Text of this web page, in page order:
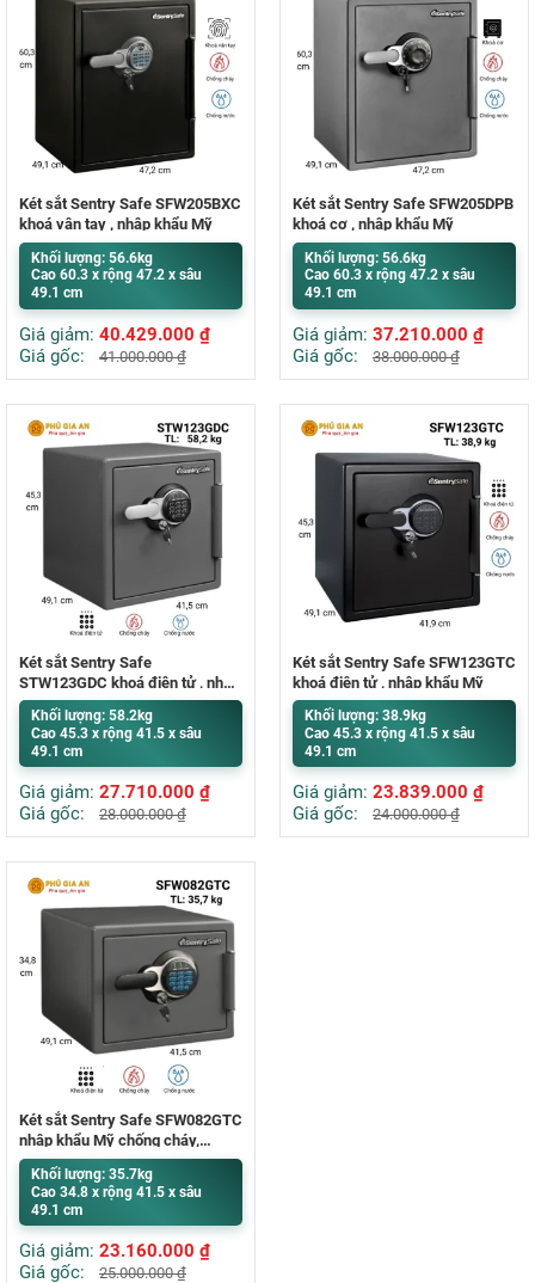
Két sắt Sentry Safe SFW205BXC
khoá vân tay , nhập khẩu Mỹ
Khối lượng: 56.6kg
Cao 60.3 x rộng 47.2 x sâu
49.1 cm
Giá giảm: 40.429.000 ₫
Giá gốc:
41.000.000₫
Két sắt Sentry Safe SFW205DPB
khoá cơ , nhập khẩu Mỹ
Khối lượng: 56.6kg
Cao 60.3 x rộng 47.2 x sâu
49.1 cm
Giá giảm: 37.210.000 ₫
Giá gốc:
38.000.000₫
Két sắt Sentry Safe
STW123GDC khoá điện tử , nhập
khẩu Mỹ
Khối lượng: 58.2kg
Cao 45.3 x rộng 41.5 x sâu
49.1 cm
Giá giảm: 27.710.000 ₫
Giá gốc:
28.000.000₫
Két sắt Sentry Safe SFW123GTC
khoá điện tử , nhập khẩu Mỹ
Khối lượng: 38.9kg
Cao 45.3 x rộng 41.5 x sâu
49.1 cm
Giá giảm: 23.839.000 ₫
Giá gốc:
24.000.000₫
Két sắt Sentry Safe SFW082GTC
nhập khẩu Mỹ chống cháy,
chống nước
Khối lượng: 35.7kg
Cao 34.8 x rộng 41.5 x sâu
49.1 cm
Giá giảm: 23.160.000 ₫
Giá gốc:
25.000.000₫